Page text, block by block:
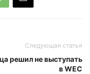
Следующая статья
решил не выступать
в WEC